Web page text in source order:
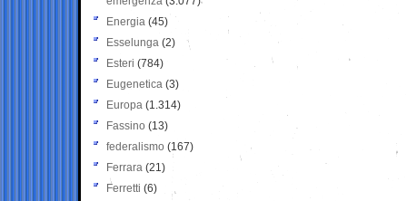
Energia (45)
Esselunga (2)
Esteri (784)
Eugenetica (3)
Europa (1.314)
Fassino (13)
federalismo (167)
Ferrara (21)
Ferretti (6)